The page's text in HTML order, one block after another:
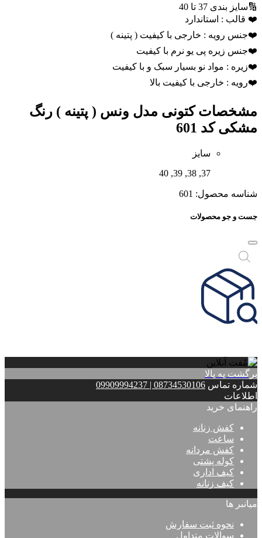
🔢سایز بندی 37 تا 40
❤️ قالب : استاندارد
❤️جنس رویه : خارجی با کیفیت ( پتینه )
❤️جنس زیره پی یو نرم با کیفیت
❤️زیره : مواد نو بسیار سبک و با کیفیت
❤️رویه : خارجی با کیفیت بالا
مشخصاتکتونی مدل ونس ( پتینه ) رنگ
مشکی کد 601
سایز
37, 38, 39, 40
شناسه محصول: 601
جست و جو محصولات
Products
search
برگشت به بالا
شماره تماس 08734530106 | 09909994237
اطلاعات
راهنمای خرید
کفش زنانه
ساعت
کفش مردانه
کوله پشتی
کیف اداری
کیف زنانه
میانبر ها
نحوه ثبت سفارش
سوالات متداول